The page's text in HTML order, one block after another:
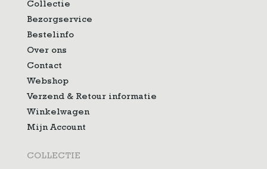
Collectie
Bezorgservice
Bestelinfo
Over ons
Contact
Webshop
Verzend & Retour informatie
Winkelwagen
Mijn Account
COLLECTIE